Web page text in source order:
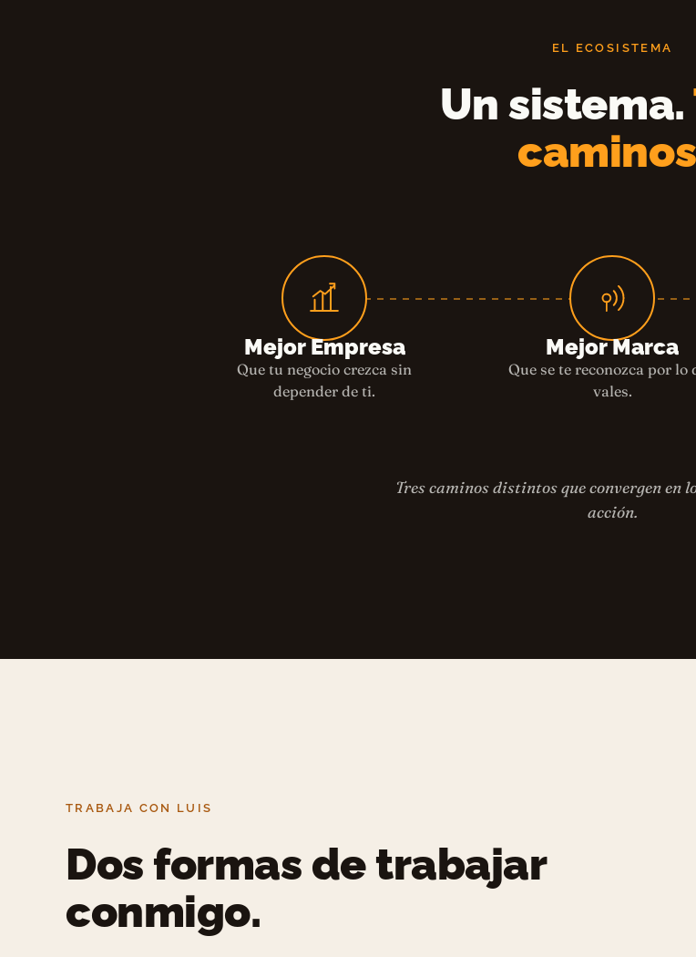
EL ECOSISTEMA
Un sistema.
Mejor Empresa
Que tu negocio crezca sin
depender de ti.
Mejor Marca
Que se te reconozca por lo
vales.
Tres caminos distintos que convergen en
acción.
TRABAJA CON LUIS
Dos formas de trabajar
conmigo.